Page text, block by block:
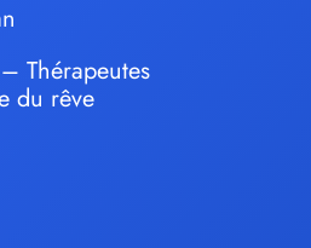
Thérapeutes
du rêve